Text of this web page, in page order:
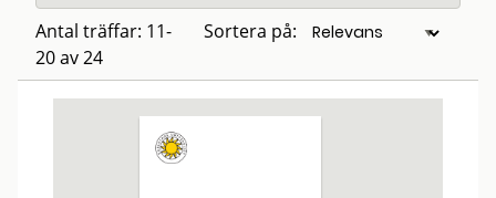
Antal träffar: 11-
20 av 24
Sortera på: